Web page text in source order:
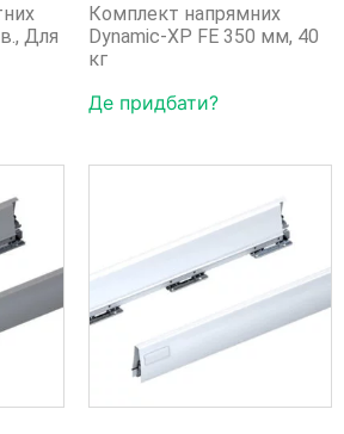
Для
Комплект напрямних
Dynamic-XP FE 350 мм, 40
кг
Де придбати?